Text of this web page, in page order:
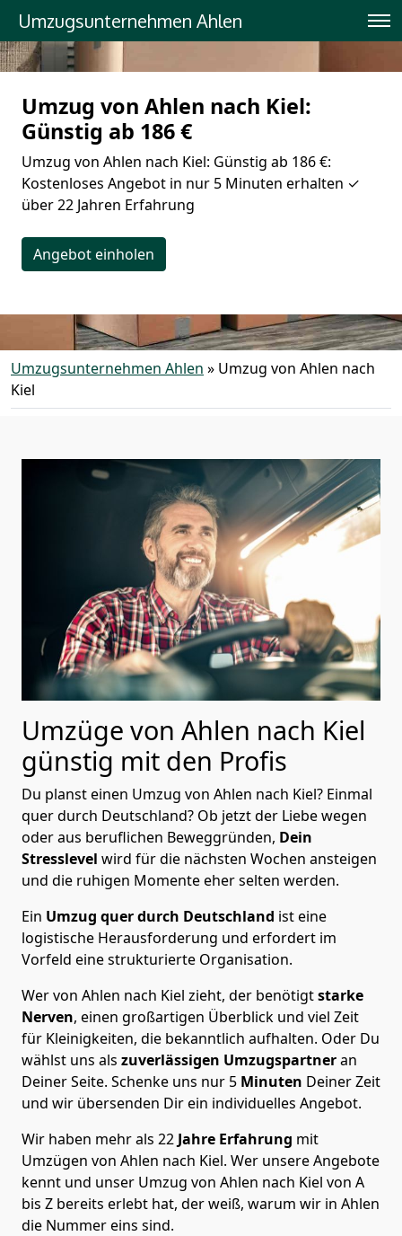
Umzugsunternehmen Ahlen
Umzug von Ahlen nach Kiel:
Günstig ab 186 €
Umzug von Ahlen nach Kiel: Günstig ab 186 €:
Kostenloses Angebot in nur 5 Minuten erhalten ✓
über 22 Jahren Erfahrung
Angebot einholen
Umzugsunternehmen Ahlen » Umzug von Ahlen nach
Kiel
Umzüge von Ahlen nach Kiel
günstig mit den Profis
Du planst einen Umzug von Ahlen nach Kiel? Einmal
quer durch Deutschland? Ob jetzt der Liebe wegen
oder aus beruflichen Beweggründen, Dein
Stresslevel wird für die nächsten Wochen ansteigen
und die ruhigen Momente eher selten werden.
Ein Umzug quer durch Deutschland ist eine
logistische Herausforderung und erfordert im
Vorfeld eine strukturierte Organisation.
Wer von Ahlen nach Kiel zieht, der benötigtstarke
Nerven, einen großartigen Überblick und viel Zeit
für Kleinigkeiten, die bekanntlich aufhalten. Oder Du
wählst uns als zuverlässigen Umzugspartneran
Deiner Seite. Schenke uns nur 5 Minuten Deiner Zeit
und wir übersenden Dir ein individuelles Angebot.
Wir haben mehr als 22 Jahre Erfahrung mit
Umzügen von Ahlen nach Kiel. Wer unsere Angebote
kennt und unser Umzug von Ahlen nach Kiel von A
bis Z bereits erlebt hat, der weiß, warum wir in Ahlen
die Nummer eins sind.